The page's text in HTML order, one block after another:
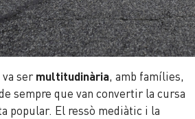
ser multitudinària, amb famílies,
sempre que van convertir la cursa
popular. El ressò mediàtic i la